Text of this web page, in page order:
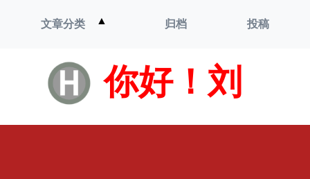
你好！刘
文章分类 ▲
单
归档 投稿